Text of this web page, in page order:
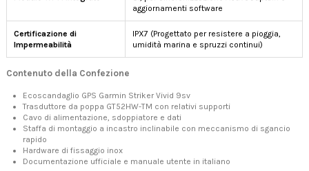
aggiornamenti software
Certificazione di
Impermeabilità
IPX7 (Progettato per resistere a pioggia,
umidità marina e spruzzi continui)
Contenuto della Confezione
Ecoscandaglio GPS Garmin Striker Vivid 9sv
Trasduttore da poppa GT52HW-TM con relativi supporti
Cavo di alimentazione, sdoppiatore e dati
Staffa di montaggio a incastro inclinabile con meccanismo di sgancio
rapido
Hardware di fissaggio inox
Documentazione ufficiale e manuale utente in italiano